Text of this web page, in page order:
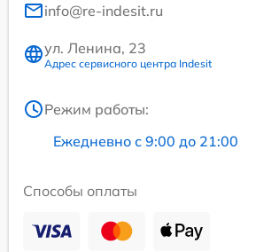
info@re-indesit.ru
ул. Ленина, 23
Адрес сервисного центра Indesit
Режим работы:
Ежедневно с 9:00 до 21:00
Способы оплаты